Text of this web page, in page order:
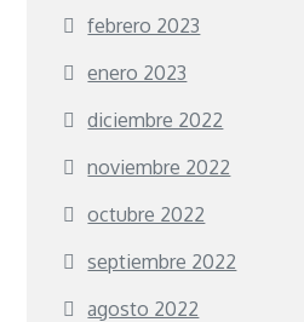
febrero 2023
enero 2023
diciembre 2022
noviembre 2022
octubre 2022
septiembre 2022
agosto 2022